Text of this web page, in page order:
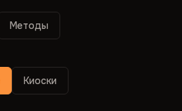
Методы
Киоски